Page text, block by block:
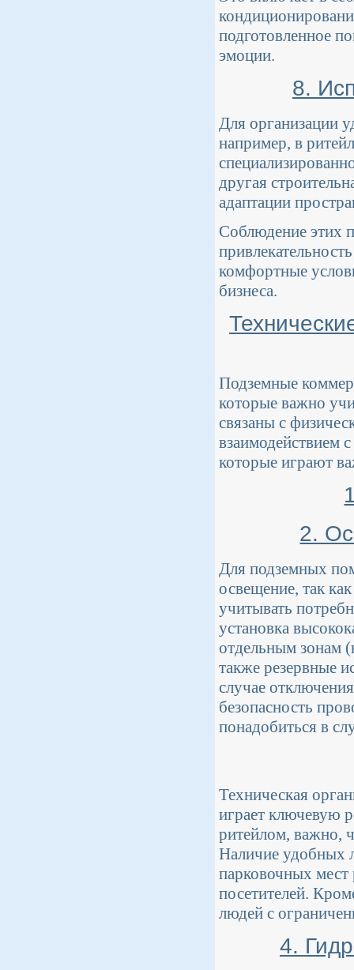
подготовленное
эмоции.
8.
Для организации
например, в
другая
адаптации
Соблюдение этих
комфортные
бизнеса.
Подземные
которые важно
связаны с
взаимодействием
которые играют
2.
Для подземных
освещение, так
учитывать
установка
отдельным зонам
также резервные
случае
безопасность
понадобиться в
Техническая
играет ключевую
ритейлом, важно,
Наличие удобных
парковочных
посетителей.
людей с
4.